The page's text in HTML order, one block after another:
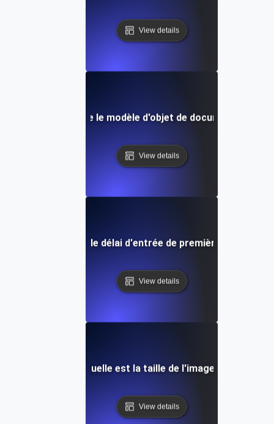
View details
Qu'est-ce que le modèle d'objet de document (DOM)?
View details
Qu'est-ce que le délai d'entrée de première saisie
View details
Quelle est la taille de l'image?
View details